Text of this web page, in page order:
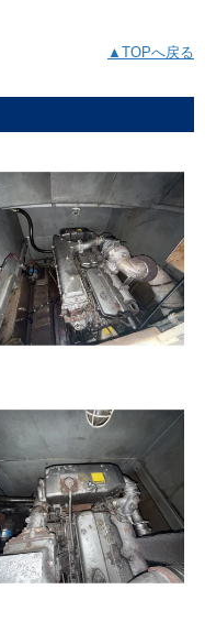
▲TOPへ戻る